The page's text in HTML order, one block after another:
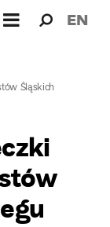
dla: EN
Śląskich